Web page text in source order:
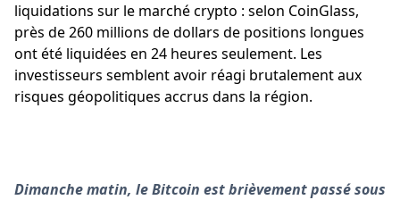
liquidations sur le marché crypto : selon CoinGlass,
près de 260 millions de dollars de positions longues
ont été liquidées en 24 heures seulement. Les
investisseurs semblent avoir réagi brutalement aux
risques géopolitiques accrus dans la région.
Dimanche matin, le Bitcoin est brièvement passé sous